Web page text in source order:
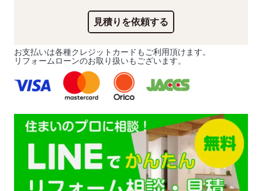
見積りを依頼する
お支払いは各種クレジットカードもご利用頂けます。
リフォームローンのお取り扱いもございます。